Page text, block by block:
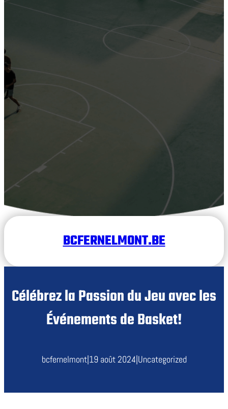
BCFERNELMONT.BE
Célébrez la Passion du Jeu avec les
Événements de Basket!
bcfernelmont|19 août 2024|Uncategorized